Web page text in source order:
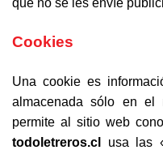
que no se les envíe
Cookies
Una cookie es
almacenada sólo en el
permite al sitio web
todoletreros.cl
usa las